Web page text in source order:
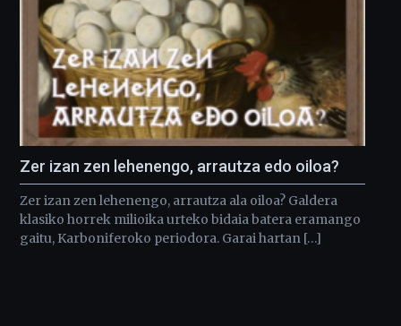
Zer izan zen lehenengo, arrautza edo oiloa?
Zer izan zen lehenengo, arrautza ala oiloa? Galdera
klasiko horrek milioika urteko bidaia batera eramango
gaitu, Karboniferoko periodora. Garai hartan […]